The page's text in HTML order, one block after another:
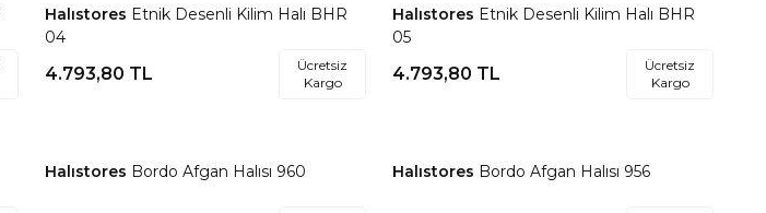
Favorilere Ekle
Halıstores Etnik Desenli Kilim Halı BHR
04
4.793,80 TL
Ücretsiz
Kargo
Favorilere Ekle
Halıstores Etnik Desenli Kilim Halı BHR
05
4.793,80 TL
Ücretsiz
Kargo
Favorilere Ekle
Halıstores Bordo Afgan Halısı 960
Favorilere Ekle
Halıstores Bordo Afgan Halısı 956